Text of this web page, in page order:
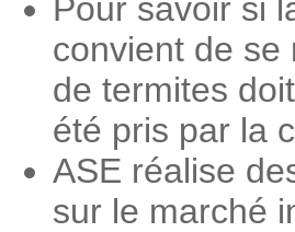
Pour savoir si
convient de se
de termites
été pris par la
ASE réalise
sur le marché